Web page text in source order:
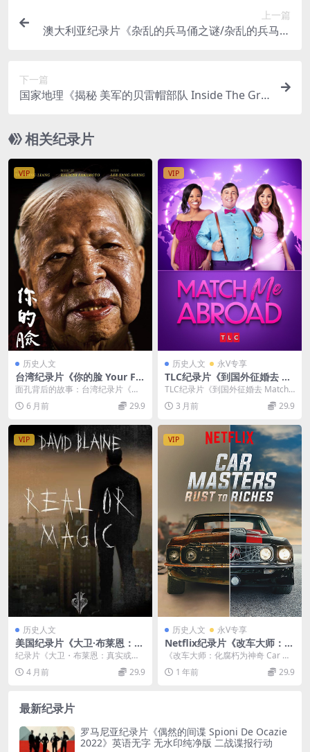
上一篇
澳大利亚纪录片《杂乱的兵马俑之谜/杂乱的兵马俑
下一篇
国家地理《揭秘 美军的贝雷帽部队 Inside The Gre
帽部队揭秘
相关纪录片
VIP
历史人文
台湾纪录片《你的脸 Your Fa
ce 2018》国语中字 1080P/M
P4/2.25G 面孔背后的故事
面孔背后的故事：台湾纪录片《你
的脸Your Face 2018》 台湾纪录片
《你...6 月前 29.9
VIP
历史人文 永V专享
TLC纪录片《到国外征婚去 M
atch Me Abroad 2023-202
5》第1-2季全27集 英语中英
双字 无水印纯净版 1080P/M
TLC纪录片《到国外征婚去 Match
Me Abroad 2023-2025》...
3 月前 29.9
VIP
历史人文
美国纪录片《大卫·布莱恩：真
实或魔法 David Blaine: Real
Or Magic 2013》英语中英双
字 官方纯净版 1080P/MKV/1.
纪录片《大卫・布莱恩：真实或魔
法 2013》：传奇魔术师的奇幻盛宴
（精简版） 2...
4 月前 29.9
VIP
历史人文 永V专享
Netflix纪录片《改车大师：化
腐朽为神奇 Car Masters: Ru
st to Riches 2018-2021》第
1-3季全24集 英语多国中字 官
《改车大师：化腐朽为神奇 Car Ma
sters: Rust to Riches...
1 年前 29.9
最新纪录片
罗马尼亚纪录片《偶然的间谍 Spioni De Ocazie
2022》英语无字 无水印纯净版 二战谍报行动